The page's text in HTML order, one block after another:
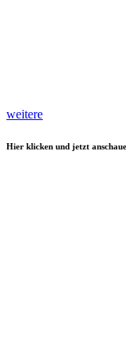
weitere
Hier klicken und jetzt